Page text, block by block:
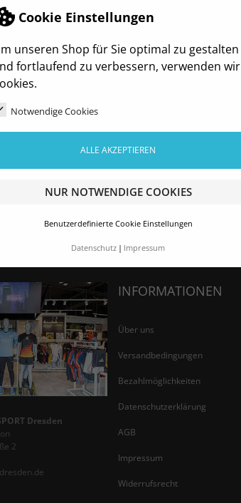
Cookie Einstellungen
unseren Shop für Sie optimal zu gestalten
fortlaufend zu verbessern, verwenden wir
Notwendige Cookies
ALLE AKZEPTIEREN
NUR NOTWENDIGE COOKIES
Benutzerdefinierte Cookie Einstellungen
Datenschutz Impressum
Cheer Fleece Schal
MwSt. zzgl. Versand
Dresden
2
INFORMATIONEN
Über uns
Versandbedingungen
Bezahlmöglichkeiten
Datenschutzerklärung
AGB
Impressum
Widerrufsrecht